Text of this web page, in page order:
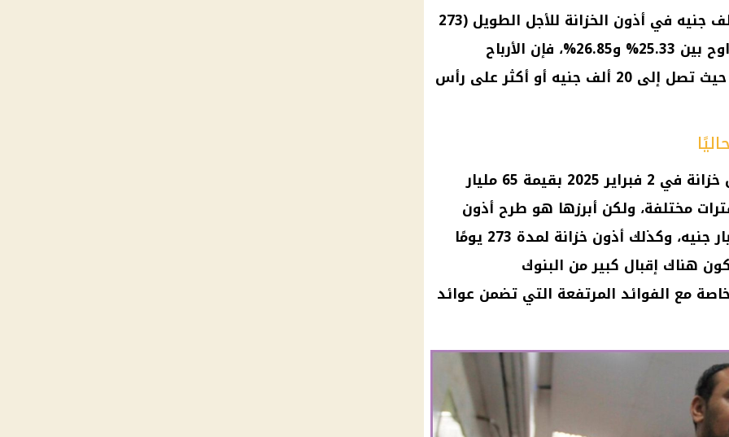
لنفترض أنك قررت استثمار 100 ألف جنيه في أذون الخزانة للأجل الطويل (273
يومًا)، إذا كانت نسبة الفائدة تتراوح بين 25.33% و26.85%، فإن الأرباح
المحققة ستكون متميزة للغاية، حيث تصل إلى 20 ألف جنيه أو أكثر على رأس
طرح البنك المركزي المصري أذون خزانة في 2 فبراير 2025 بقيمة 65 مليار
مختلفة، ولكن أبرزها هو طرح أذون
خزانة لمدة 91 يومًا بقيمة 25 مليار جنيه، وكذلك أذون خزانة لمدة 273 يومًا
يكون هناك إقبال كبير من البنوك
مع الفوائد المرتفعة التي تضمن عوائد